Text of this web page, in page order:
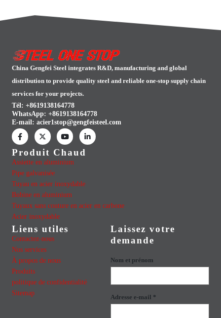
China Gengfei Steel integrates R&D, manufacturing and global
distribution to provide quality steel and reliable one-stop supply chain
services for your projects.
Tél: +8619138164778
WhatsApp: +8619138164778
E-mail: acier1stop@gengfeisteel.com
Produit Chaud
Assiette en aluminium
Pipe galvanisée
Tuyau en acier inoxydable
Bobine en aluminium
Tuyaux sans couture en acier en carbone
Acier inoxydable
Liens utiles
Contactez-nous
Nos services
À propos de nous
Produits
politique de confidentialité
Sitemap
Laissez votre
demande
Nom et prénom
Adresse e-mail *